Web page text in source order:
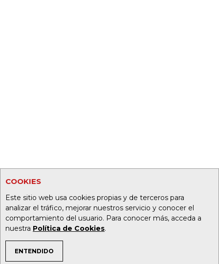
COOKIES
Este sitio web usa cookies propias y de terceros para
analizar el tráfico, mejorar nuestros servicio y conocer el
comportamiento del usuario. Para conocer más, acceda a
nuestra Política de Cookies.
ENTENDIDO
TEMAS DE INTERÉS